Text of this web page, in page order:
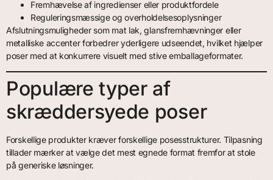
Fremhævelse af ingredienser eller produktfordele
Reguleringsmæssige og overholdelsesoplysninger
Afslutningsmuligheder som mat lak, glansfremhævninger eller
metalliske accenter forbedrer yderligere udseendet, hvilket hjælper
poser med at konkurrere visuelt med stive emballageformater.
Populære typer af
skræddersyede poser
Forskellige produkter kræver forskellige posesstrukturer. Tilpasning
tillader mærker at vælge det mest egnede format fremfor at stole
på generiske løsninger.